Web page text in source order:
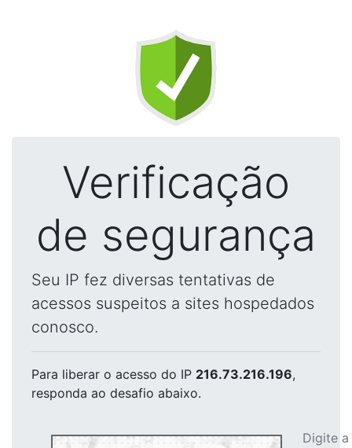
Verificação
de segurança
Seu IP fez diversas tentativas de
acessos suspeitos a sites hospedados
conosco.
Para liberar o acesso do IP 216.73.216.196,
responda ao desafio abaixo.
Digite